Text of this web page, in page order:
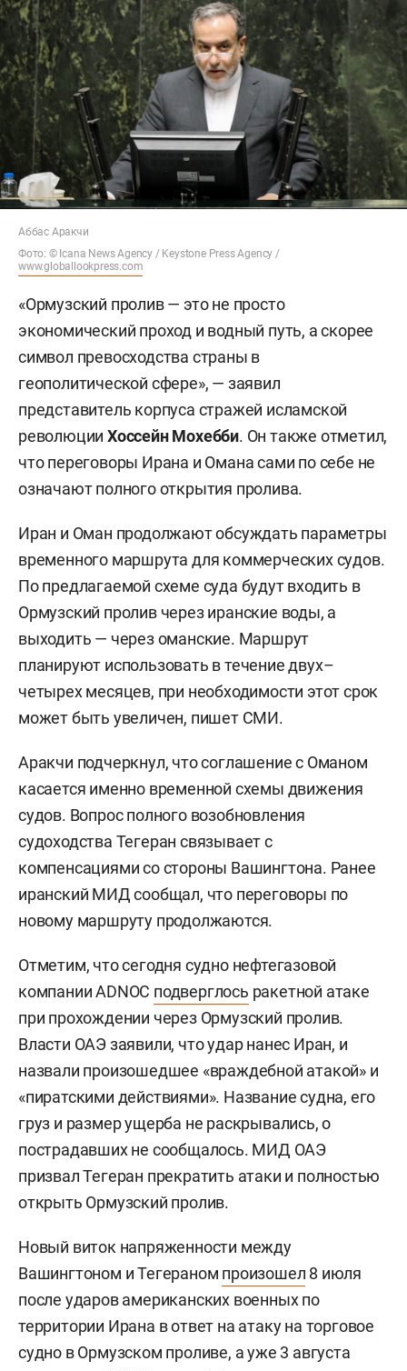
Аббас Аракчи
Фото: © Icana News Agency / Keystone Press Agency /
www.globallookpress.com
«Ормузский пролив — это не просто
экономический проход и водный путь, а скорее
символ превосходства страны в
геополитической сфере», — заявил
представитель корпуса стражей исламской
революцииХоссейн Мохебби. Он также отметил,
что переговоры Ирана и Омана сами по себе не
означают полного открытия пролива.
Иран и Оман продолжают обсуждать параметры
временного маршрута для коммерческих судов.
По предлагаемой схеме суда будут входить в
Ормузский пролив через иранские воды, а
выходить — через оманские. Маршрут
планируют использовать в течение двух–
четырех месяцев, при необходимости этот срок
может быть увеличен, пишет СМИ.
Аракчи подчеркнул, что соглашение с Оманом
касается именно временной схемы движения
судов. Вопрос полного возобновления
судоходства Тегеран связывает с
компенсациями со стороны Вашингтона. Ранее
иранский МИД сообщал, что переговоры по
новому маршруту продолжаются.
Отметим, что сегодня судно нефтегазовой
компании ADNOC подверглось ракетной атаке
при прохождении через Ормузский пролив.
Власти ОАЭ заявили, что удар нанес Иран, и
назвали произошедшее «враждебной атакой» и
«пиратскими действиями». Название судна, его
груз и размер ущерба не раскрывались, о
пострадавших не сообщалось. МИД ОАЭ
призвал Тегеран прекратить атаки и полностью
открыть Ормузский пролив.
Новый виток напряженности между
Вашингтоном и Тегераном произошел 8 июля
после ударов американских военных по
территории Ирана в ответ на атаку на торговое
судно в Ормузском проливе, а уже 3 августа